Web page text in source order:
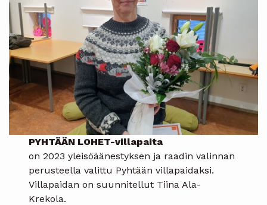
PYHTÄÄN LOHET-villapaita
on 2023 yleisöäänestyksen ja raadin valinnan
perusteella valittu Pyhtään villapaidaksi.
Villapaidan on suunnitellut Tiina Ala-
Krekola.